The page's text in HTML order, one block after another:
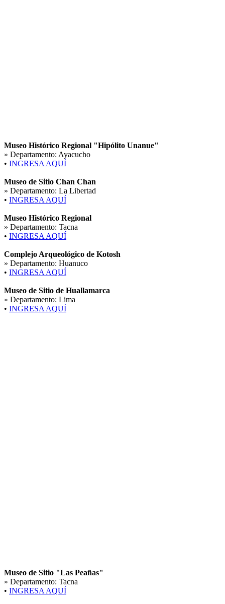
Museo Histórico Regional "Hipólito Unanue"
» Departamento: Ayacucho
• INGRESA AQUÍ
Museo de Sitio Chan Chan
» Departamento: La Libertad
• INGRESA AQUÍ
Museo Histórico Regional
» Departamento: Tacna
• INGRESA AQUÍ
Complejo Arqueológico de Kotosh
» Departamento: Huanuco
• INGRESA AQUÍ
Museo de Sitio de Huallamarca
» Departamento: Lima
• INGRESA AQUÍ
Museo de Sitio "Las Peañas"
» Departamento: Tacna
• INGRESA AQUÍ